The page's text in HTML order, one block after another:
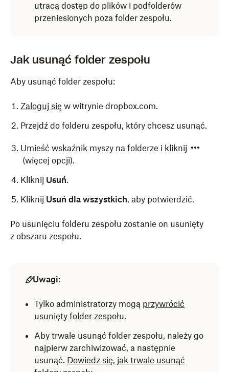
utracą dostęp do plików i podfolderów
przeniesionych poza folder zespołu.
Jak usunąć folder zespołu
Aby usunąć folder zespołu:
Zaloguj się w witrynie dropbox.com.
Przejdź do folderu zespołu, który chcesz usunąć.
Umieść wskaźnik myszy na folderze i kliknij
(więcej opcji).
Kliknij Usuń.
Kliknij Usuń dla wszystkich, aby potwierdzić.
Po usunięciu folderu zespołu zostanie on usunięty
z obszaru zespołu.
Uwagi:
Tylko administratorzy mogą przywrócić
usunięty folder zespołu.
Aby trwale usunąć folder zespołu, należy go
najpierw zarchiwizować, a następnie
usunąć. Dowiedz się, jak trwale usunąć